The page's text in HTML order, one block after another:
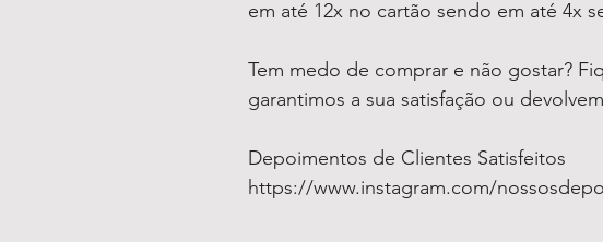
em até 12x no cartão sendo em até 4x
Tem medo de comprar e não gostar?
garantimos a sua satisfação ou
Depoimentos de Clientes Satisfeitos
https://www.instagram.com/